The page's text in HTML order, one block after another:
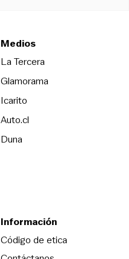
Medios
La TerceraOpens in new
Glamorama
Icarito
Auto.cl
DunaOpens in new window
Información
Código de eticaOpens in new